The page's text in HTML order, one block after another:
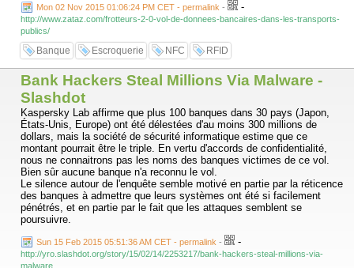
Mon 02 Nov 2015 01:06:24 PM CET - permalink - -
http://www.zataz.com/frotteurs-2-0-vol-de-donnees-bancaires-dans-les-transports-
publics/
Banque Escroquerie NFC RFID
Bank Hackers Steal Millions Via Malware -
Slashdot
Kaspersky Lab affirme que plus 100 banques dans 30 pays (Japon,
États-Unis, Europe) ont été délestées d'au moins 300 millions de
dollars, mais la société de sécurité informatique estime que ce
montant pourrait être le triple. En vertu d'accords de confidentialité,
nous ne connaitrons pas les noms des banques victimes de ce vol.
Bien sûr aucune banque n'a reconnu le vol.
Le silence autour de l'enquête semble motivé en partie par la réticence
des banques à admettre que leurs systèmes ont été si facilement
pénétrés, et en partie par le fait que les attaques semblent se
poursuivre.
Sun 15 Feb 2015 05:51:36 AM CET - permalink - -
http://yro.slashdot.org/story/15/02/14/2253217/bank-hackers-steal-millions-via-
malware